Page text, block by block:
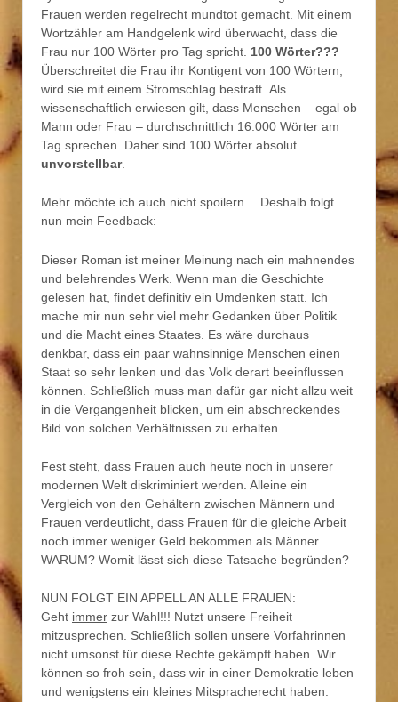
Frauen werden regelrecht mundtot gemacht. Mit einem
Wortzähler am Handgelenk wird überwacht, dass die
Frau nur 100 Wörter pro Tag spricht. 100 Wörter???
Überschreitet die Frau ihr Kontigent von 100 Wörtern,
wird sie mit einem Stromschlag bestraft. Als
wissenschaftlich erwiesen gilt, dass Menschen – egal ob
Mann oder Frau – durchschnittlich 16.000 Wörter am
Tag sprechen. Daher sind 100 Wörter absolut
unvorstellbar.
Mehr möchte ich auch nicht spoilern… Deshalb folgt
nun mein Feedback:
Dieser Roman ist meiner Meinung nach ein mahnendes
und belehrendes Werk. Wenn man die Geschichte
gelesen hat, findet definitiv ein Umdenken statt. Ich
mache mir nun sehr viel mehr Gedanken über Politik
und die Macht eines Staates. Es wäre durchaus
denkbar, dass ein paar wahnsinnige Menschen einen
Staat so sehr lenken und das Volk derart beeinflussen
können. Schließlich muss man dafür gar nicht allzu weit
in die Vergangenheit blicken, um ein abschreckendes
Bild von solchen Verhältnissen zu erhalten.
Fest steht, dass Frauen auch heute noch in unserer
modernen Welt diskriminiert werden. Alleine ein
Vergleich von den Gehältern zwischen Männern und
Frauen verdeutlicht, dass Frauen für die gleiche Arbeit
noch immer weniger Geld bekommen als Männer.
WARUM? Womit lässt sich diese Tatsache begründen?
NUN FOLGT EIN APPELL AN ALLE FRAUEN:
Geht immer zur Wahl!!! Nutzt unsere Freiheit
mitzusprechen. Schließlich sollen unsere Vorfahrinnen
nicht umsonst für diese Rechte gekämpft haben. Wir
können so froh sein, dass wir in einer Demokratie leben
und wenigstens ein kleines Mitspracherecht haben.